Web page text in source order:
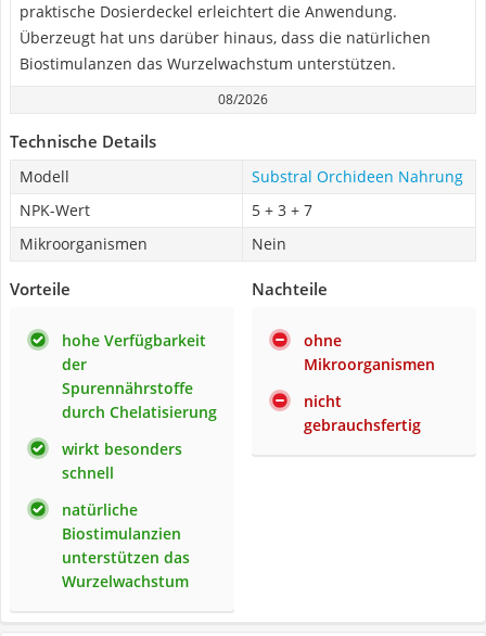
praktische Dosierdeckel erleichtert die Anwendung.
Überzeugt hat uns darüber hinaus, dass die natürlichen
Biostimulanzen das Wurzelwachstum unterstützen.
08/2026
Technische Details
Modell
Substral Orchideen Nahrung
NPK-Wert
5 + 3 + 7
Mikroorganismen
Nein
Vorteile
hohe Verfügbarkeit
der
Spurennährstoffe
durch Chelatisierung
wirkt besonders
schnell
natürliche
Biostimulanzien
unterstützen das
Wurzelwachstum
Nachteile
ohne
Mikroorganismen
nicht
gebrauchsfertig